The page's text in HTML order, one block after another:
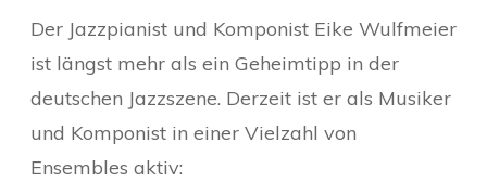
Der Jazzpianist und Komponist Eike Wulfmeier
ist längst mehr als ein Geheimtipp in der
deutschen Jazzszene. Derzeit ist er als Musiker
und Komponist in einer Vielzahl von
Ensembles aktiv: